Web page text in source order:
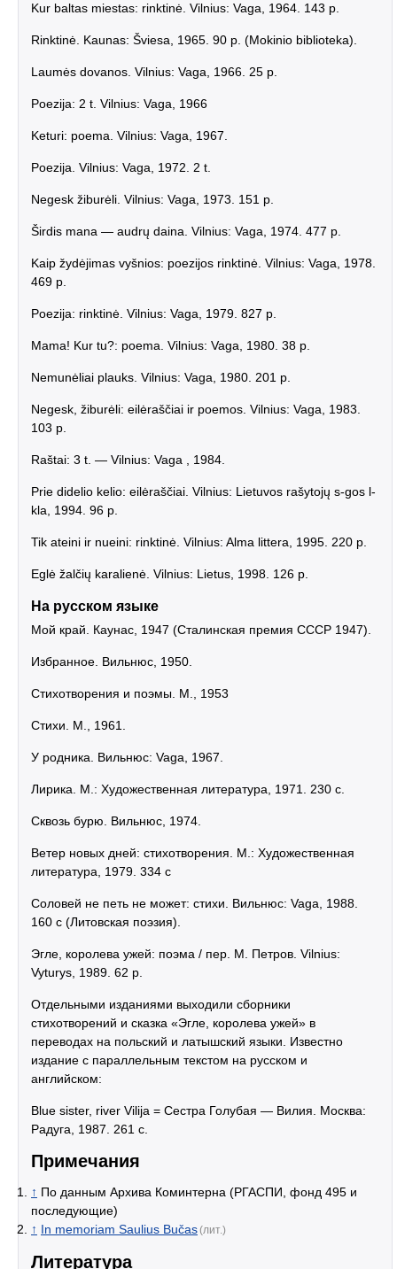
Kur baltas miestas: rinktinė. Vilnius: Vaga, 1964. 143 p.
Rinktinė. Kaunas: Šviesa, 1965. 90 p. (Mokinio biblioteka).
Laumės dovanos. Vilnius: Vaga, 1966. 25 p.
Poezija: 2 t. Vilnius: Vaga, 1966
Keturi: poema. Vilnius: Vaga, 1967.
Poezija. Vilnius: Vaga, 1972. 2 t.
Negesk žiburėli. Vilnius: Vaga, 1973. 151 p.
Širdis mana — audrų daina. Vilnius: Vaga, 1974. 477 p.
Kaip žydėjimas vyšnios: poezijos rinktinė. Vilnius: Vaga, 1978.
469 p.
Poezija: rinktinė. Vilnius: Vaga, 1979. 827 p.
Mama! Kur tu?: poema. Vilnius: Vaga, 1980. 38 p.
Nemunėliai plauks. Vilnius: Vaga, 1980. 201 p.
Negesk, žiburėli: eilėraščiai ir poemos. Vilnius: Vaga, 1983.
103 p.
Raštai: 3 t. — Vilnius: Vaga , 1984.
Prie didelio kelio: eilėraščiai. Vilnius: Lietuvos rašytojų s-gos l-
kla, 1994. 96 p.
Tik ateini ir nueini: rinktinė. Vilnius: Alma littera, 1995. 220 p.
Eglė žalčių karalienė. Vilnius: Lietus, 1998. 126 p.
На русском языке
Мой край. Каунас, 1947 (Сталинская премия СССР 1947).
Избранное. Вильнюс, 1950.
Стихотворения и поэмы. М., 1953
Стихи. М., 1961.
У родника. Вильнюс: Vaga, 1967.
Лирика. М.: Художественная литература, 1971. 230 с.
Сквозь бурю. Вильнюс, 1974.
Ветер новых дней: стихотворения. М.: Художественная
литература, 1979. 334 с
Соловей не петь не может: стихи. Вильнюс: Vaga, 1988.
160 с (Литовская поэзия).
Эгле, королева ужей: поэма / пер. M. Петров. Vilnius:
Vyturys, 1989. 62 p.
Отдельными изданиями выходили сборники
стихотворений и сказка «Эгле, королева ужей» в
переводах на польский и латышский языки. Известно
издание с параллельным текстом на русском и
английском:
Blue sister, river Vilija = Сестра Голубая — Вилия. Москва:
Радуга, 1987. 261 c.
Примечания
↑ По данным Архива Коминтерна (РГАСПИ, фонд 495 и
последующие)
↑ In memoriam Saulius Bučas(лит.)
Литература